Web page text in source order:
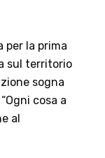
per la prima
sul territorio
sogna
cosa a
al